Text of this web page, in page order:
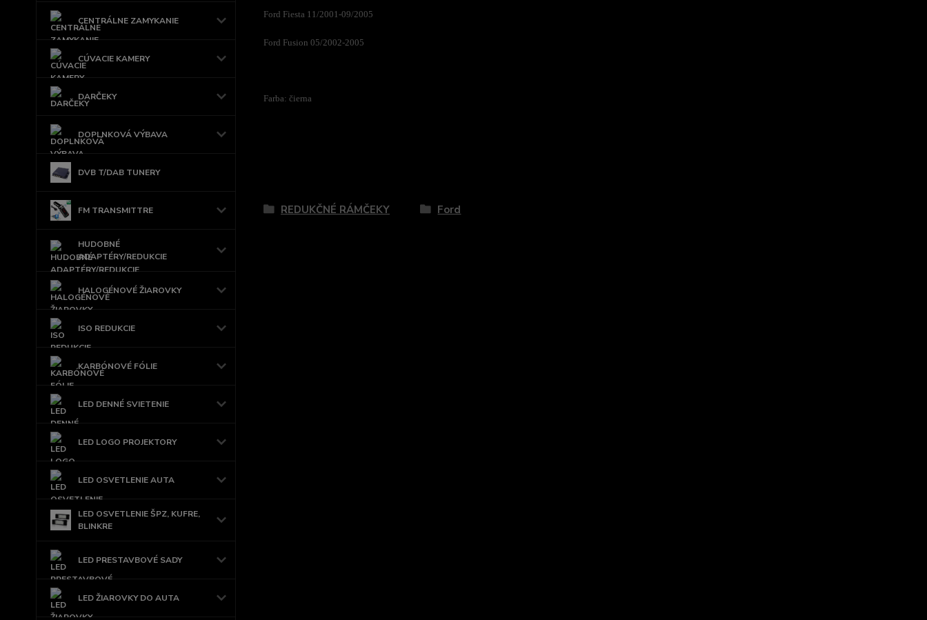
CENTRÁLNE ZAMYKANIE
CÚVACIE KAMERY
DARČEKY
DOPLNKOVÁ VÝBAVA
DVB T/DAB TUNERY
FM TRANSMITTRE
HUDOBNÉ
ADAPTÉRY/REDUKCIE
HALOGÉNOVÉ ŽIAROVKY
ISO REDUKCIE
KARBÓNOVÉ FÓLIE
LED DENNÉ SVIETENIE
LED LOGO PROJEKTORY
LED OSVETLENIE AUTA
LED OSVETLENIE ŠPZ, KUFRE,
BLINKRE
LED PRESTAVBOVÉ SADY
LED ŽIAROVKY DO AUTA
Ford Fiesta 11/2001-09/2005
Ford Fusion 05/2002-2005
Farba: čierna
REDUKČNÉ RÁMČEKY Ford